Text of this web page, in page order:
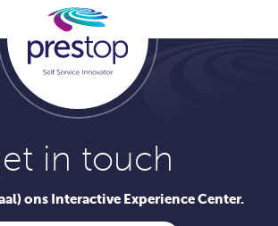
in touch
ons Interactive Experience Center.